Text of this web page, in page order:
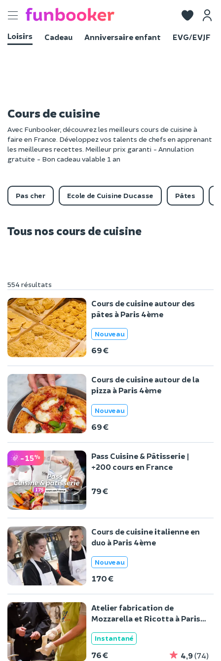
Toggle
Loisirs
Cadeau Anniversaire enfant EVG/EVJF
Cours de cuisine
Avec Funbooker, découvrez les meilleurs cours de cuisine à
faire en France. Développez vos talents de chefs en apprenant
les meilleures recettes. Meilleur prix garanti - Annulation
gratuite - Bon cadeau valable 1 an
Pas cher Ecole de Cuisine Ducasse Pâtes
Tous nos cours de cuisine
554 résultats
Cours de cuisine autour des
pâtes à Paris 4ème
Nouveau
69 €
Cours de cuisine autour de la
pizza à Paris 4ème
Nouveau
69 €
-15%
Pass Cuisine & Pâtisserie |
+200 cours en France
79 €
Cours de cuisine italienne en
duo à Paris 4ème
Nouveau
170 €
Atelier fabrication de
Mozzarella et Ricotta à Paris
Instantané
76 € 4,9(74)